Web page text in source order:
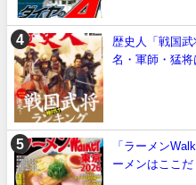
歴史人「戦国
名・軍師・猛将
「ラーメン
ーメンはここ